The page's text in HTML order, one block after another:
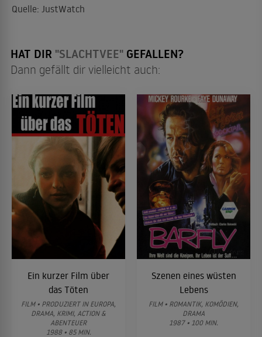
Quelle: JustWatch
HAT DIR "SLACHTVEE" GEFALLEN?
Dann gefällt dir vielleicht auch:
Ein kurzer Film über
das Töten
FILM • PRODUZIERT IN EUROPA,
DRAMA, KRIMI, ACTION &
ABENTEUER
1988 • 85 MIN.
Szenen eines wüsten
Lebens
FILM • ROMANTIK, KOMÖDIEN,
DRAMA
1987 • 100 MIN.